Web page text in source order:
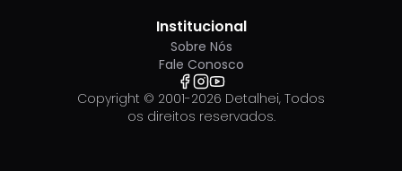
Institucional
Sobre Nós
Fale Conosco
Copyright © 2001-2026 Detalhei, Todos
os direitos reservados.